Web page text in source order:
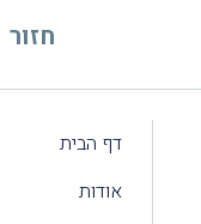
חזור
דף הבית
אודות